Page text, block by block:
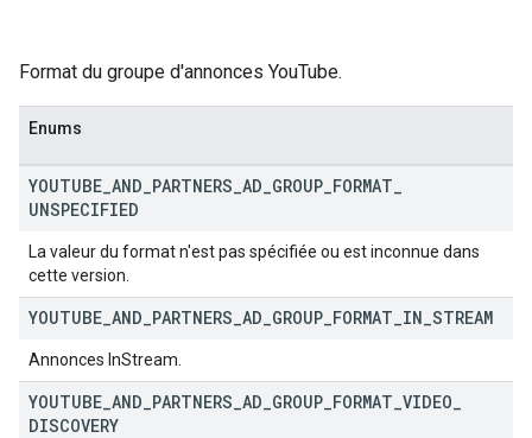
Format du groupe d'annonces YouTube.
Enums
YOUTUBE AND PARTNERS AD GROUP FORMAT
UNSPECIFIED
La valeur du format n'est pas spécifiée ou est inconnue dans
cette version.
YOUTUBE AND PARTNERS AD GROUP FORMAT IN STREAM
Annonces InStream.
YOUTUBE AND PARTNERS AD GROUP FORMAT VIDEO
DISCOVERY